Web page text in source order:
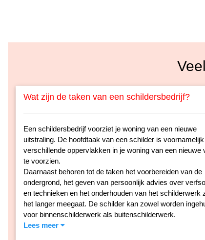
Wat zijn de taken van een schildersbedrijf?
Een schildersbedrijf voorziet je woning van een nieuwe
uitstraling. De hoofdtaak van een schilder is
verschillende oppervlakken in je woning van een nieuwe
te voorzien.
Daarnaast behoren tot de taken het voorbereiden van de
ondergrond, het geven van persoonlijk advies over
en technieken en het onderhouden van het schilderwerk
het langer meegaat. De schilder kan zowel worden
voor binnenschilderwerk als buitenschilderwerk.
Lees meer